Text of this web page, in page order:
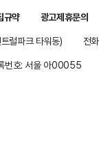
규약
광고제휴문의
럴파크 타워동)
전
번호: 서울 아00055